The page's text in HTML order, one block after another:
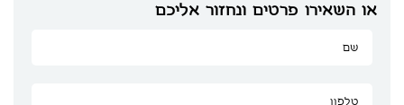
או השאירו פרטים ונחזור אליכם